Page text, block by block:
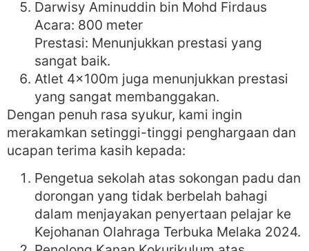
Darwisy Aminuddin bin Mohd Firdaus
Acara: 800 meter
Prestasi: Menunjukkan prestasi yang
sangat baik.
Atlet 4x100m juga menunjukkan prestasi
yang sangat membanggakan.
Dengan penuh rasa syukur, kami ingin
merakamkan setinggi-tinggi penghargaan dan
ucapan terima kasih kepada:
Pengetua sekolah atas sokongan padu dan
dorongan yang tidak berbelah bahagi
dalam menjayakan penyertaan pelajar ke
Kejohanan Olahraga Terbuka Melaka 2024.